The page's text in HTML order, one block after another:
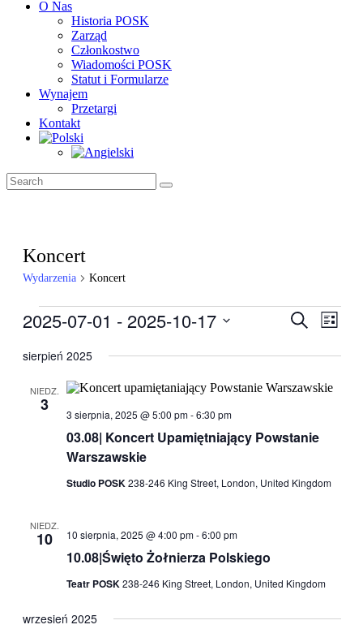
O Nas
Historia POSK
Zarząd
Członkostwo
Wiadomości POSK
Statut i Formularze
Wynajem
Przetargi
Kontakt
Koncert
Wydarzenia Koncert
Wydarzenia
po
widokach
Szukaj
Lista
2025-07-01 - 2025-10-17
datę.
sierpień 2025
NIEDZ.
3
03.08| Koncert Upamiętniający Powstanie
Warszawskie
3 sierpnia, 2025 @ 5:00 pm-6:30 pm
Studio POSK238-246 King Street, London, United Kingdom
NIEDZ.
10
10.08|Święto Żołnierza Polskiego
10 sierpnia, 2025 @ 4:00 pm-6:00 pm
Teatr POSK238-246 King Street, London, United Kingdom
wrzesień 2025